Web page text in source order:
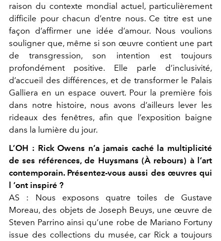
raison du contexte mondial actuel, particulièrement
difficile pour chacun d’entre nous. Ce titre est une
façon d’affirmer une idée d’amour. Nous voulions
souligner que, même si son œuvre contient une part
de transgression, son intention est toujours
profondément positive. Elle parle d’inclusivité,
d’accueil des différences, et de transformer le Palais
Galliera en un espace ouvert. Pour la première fois
dans notre histoire, nous avons d’ailleurs lever les
rideaux des fenêtres, afin que l’exposition baigne
dans la lumière du jour.
L’OH : Rick Owens n’a jamais caché la multiplicité
de ses références, de Huysmans (À rebours) à l’art
contemporain. Présentez-vous aussi des œuvres qui
l ’ont inspiré ?
AS : Nous exposons quatre toiles de Gustave
Moreau, des objets de Joseph Beuys, une œuvre de
Steven Parrino ainsi qu’une robe de Mariano Fortuny
issue des collections du musée, car Rick a toujours